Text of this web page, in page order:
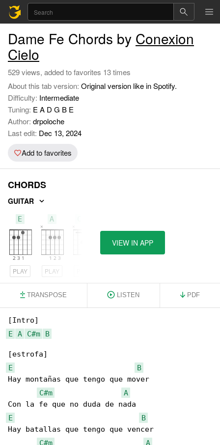
Dame Fe Chords by Conexion
Cielo
529 views, added to favorites 13 times
About this tab version: Original version like in Spotify.
Difficulty: Intermediate
Tuning: E A D G B E
Author: drpoloche
Last edit: Dec 13, 2024
Add to favorites
CHORDS
GUITAR
E
PLAY
A
PLAY
VIEW IN APP
TRANSPOSE LISTEN PDF
E
A C#m B
E
B
Hay montañas que tengo que mover
C#m
A
E
B
Hay batallas que tengo que vencer
C#m
A